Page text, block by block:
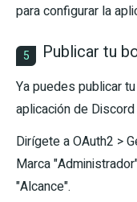
para configurar la
5 Publicar tu
Ya puedes publicar
aplicación de
Dirígete a OAuth2 >
Marca
"Alcance".